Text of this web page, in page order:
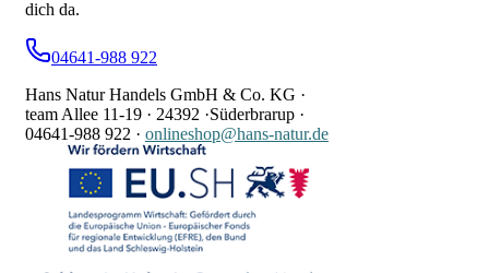
dich da.
04641-988 922
Hans Natur Handels GmbH & Co. KG ·
team Allee 11-19 · 24392 ·Süderbrarup ·
04641-988 922 · onlineshop@hans-natur.de